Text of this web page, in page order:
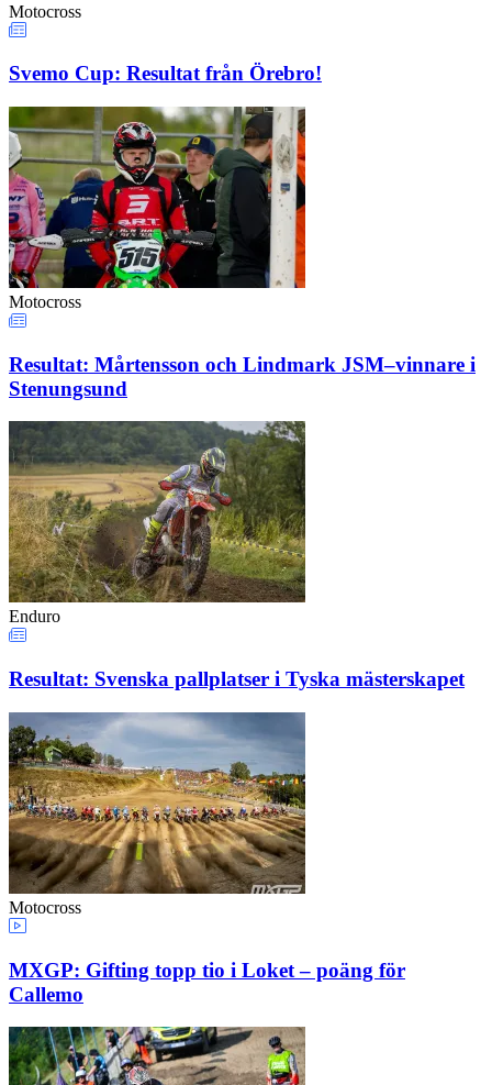
Motocross
Svemo Cup: Resultat från Örebro!
Motocross
Resultat: Mårtensson och Lindmark JSM–vinnare i
Stenungsund
Enduro
Resultat: Svenska pallplatser i Tyska mästerskapet
Motocross
MXGP: Gifting topp tio i Loket – poäng för
Callemo